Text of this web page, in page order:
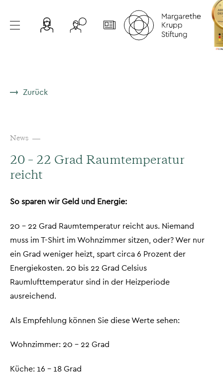
Zurück
News
20 – 22 Grad Raumtemperatur
reicht
So sparen wir Geld und Energie:
20 – 22 Grad Raumtemperatur reicht aus. Niemand
muss im T-Shirt im Wohnzimmer sitzen, oder? Wer nur
ein Grad weniger heizt, spart circa 6 Prozent der
Energiekosten. 20 bis 22 Grad Celsius
Raumlufttemperatur sind in der Heizperiode
ausreichend.
Als Empfehlung können Sie diese Werte sehen:
Wohnzimmer: 20 – 22 Grad
Küche: 16 – 18 Grad